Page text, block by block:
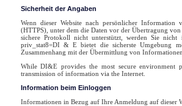
Sicherheit der Angaben
Wenn dieser Website nach persönlicher
(HTTPS), unter dem die Daten vor der Übertragung
sichere Protokoll nicht unterstützt, werden Sie
priv_stat8=DI & E bietet die sicherste Umgebung
Zusammenhang mit der Übermittlung von
While DI&E provides the most secure environment
transmission of information via the Internet.
Information beim Einloggen
Informationen in Bezug auf Ihre Anmeldung auf dieser